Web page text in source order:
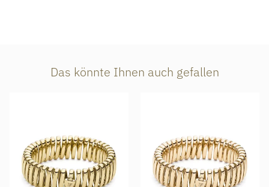
Das könnte Ihnen auch gefallen